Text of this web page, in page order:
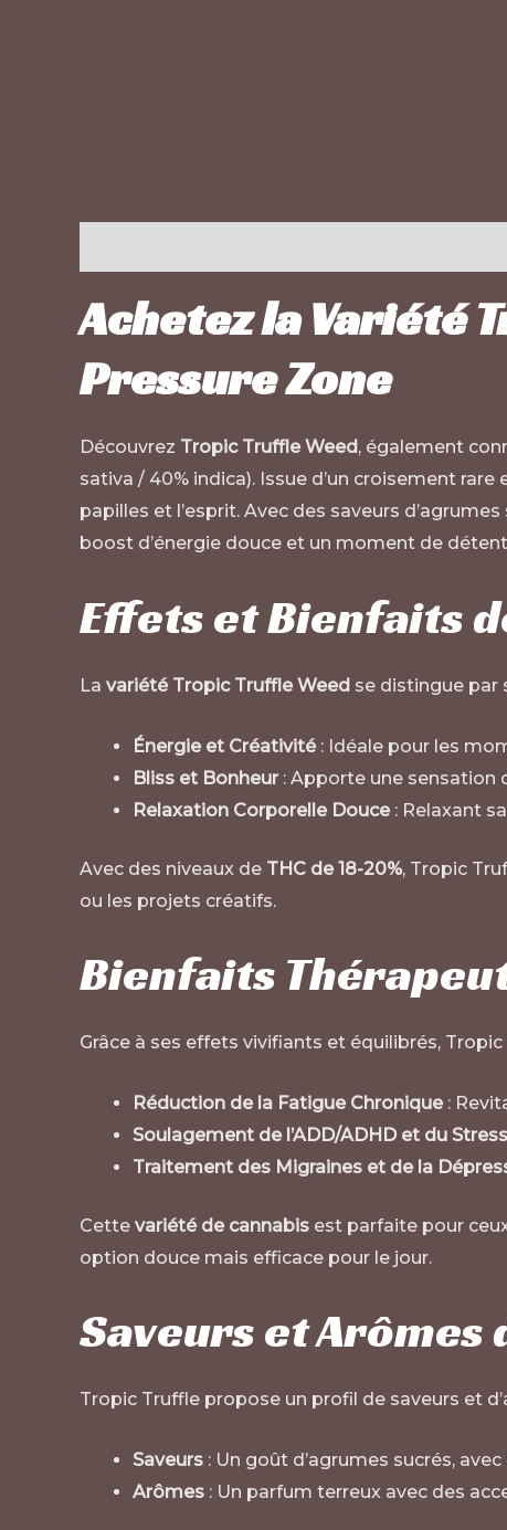
Achetez la Variété
Pressure Zone
Découvrez Tropic Truffle Weed , également
sativa / 40% indica). Issue d’un croisement rare
papilles et l’esprit. Avec des saveurs
boost d’énergie douce et un moment de
Effets et Bienfaits
La variété Tropic Truffle Weed se distingue par
Énergie et Créativité: Idéale pour les
Bliss et Bonheur : Apporte une sensation
Relaxation Corporelle Douce: Relaxant
Avec des niveaux de THC de 18-20%, Tropic
ou les projets créatifs.
Bienfaits
Grâce à ses effets vivifiants et équilibrés,
Réduction de la Fatigue Chronique:
Soulagement de l’ADD/ADHD et du Stress
Traitement des Migraines et de la
Cette variété de cannabis est parfaite pour
option douce mais efficace pour le jour.
Saveurs et Arômes
Tropic Truffle propose un profil de saveurs et
Saveurs : Un goût d’agrumes sucrés,
Arômes : Un parfum terreux avec des